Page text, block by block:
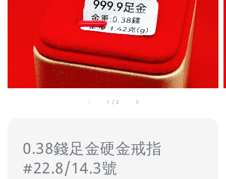
1 / 2
0.38錢足金硬金戒指
#22.8/14.3號